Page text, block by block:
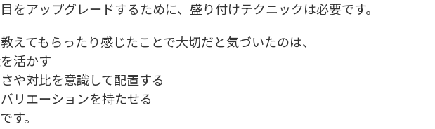
をアップグレードするために、盛り付けテクニックは必要です。
えてもらったり感じたことで大切だと気づいたのは、
活かす
や対比を意識して配置する
リエーションを持たせる
す。